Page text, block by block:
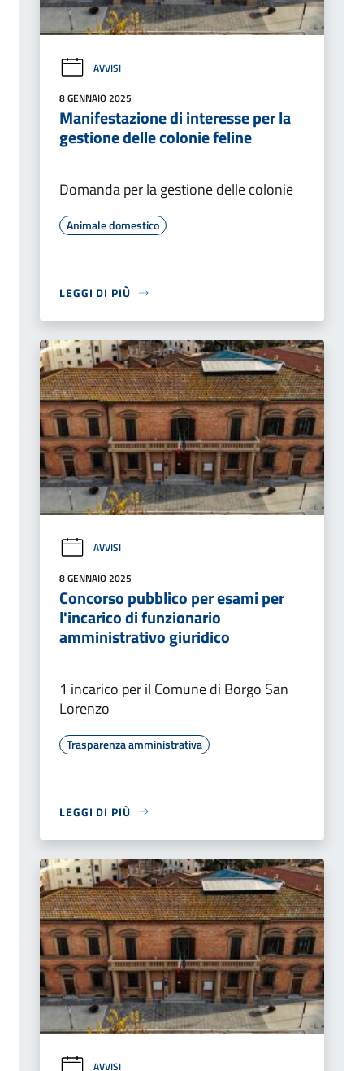
AVVISI
8 GENNAIO 2025
Manifestazione di interesse per la
gestione delle colonie feline
Domanda per la gestione delle colonie
Animale domestico
LEGGI DI PIÙ
AVVISI
8 GENNAIO 2025
Concorso pubblico per esami per
l'incarico di funzionario
amministrativo giuridico
1 incarico per il Comune di Borgo San
Lorenzo
Trasparenza amministrativa
LEGGI DI PIÙ
AVVISI